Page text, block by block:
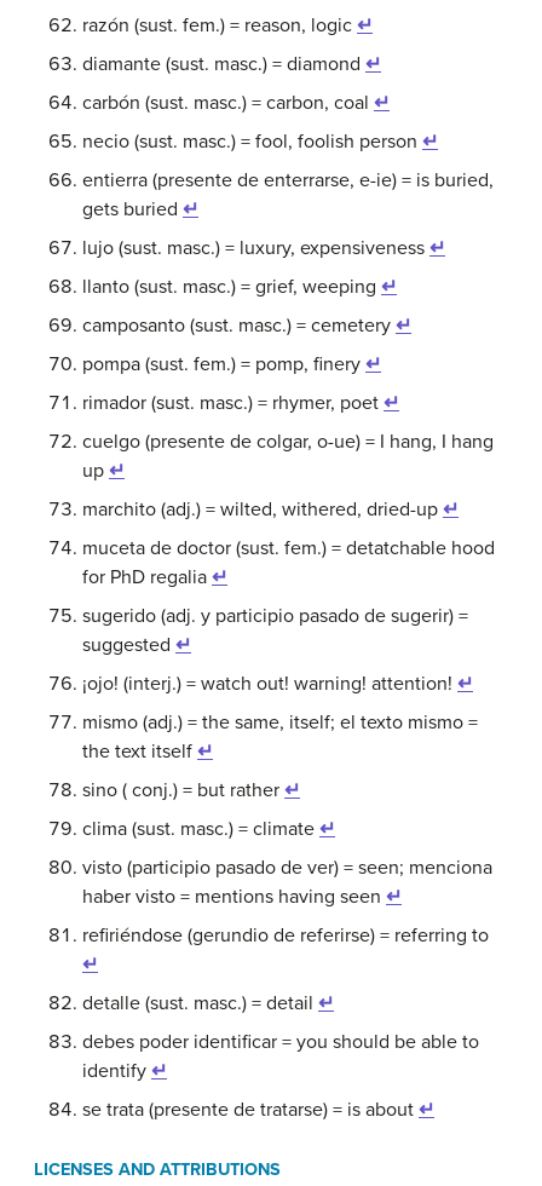
razón (sust. fem.) = reason, logic ↵
diamante (sust. masc.) = diamond ↵
carbón (sust. masc.) = carbon, coal ↵
necio (sust. masc.) = fool, foolish person ↵
entierra (presente de enterrarse, e-ie) = is buried,
gets buried ↵
lujo (sust. masc.) = luxury, expensiveness ↵
llanto (sust. masc.) = grief, weeping ↵
camposanto (sust. masc.) = cemetery ↵
pompa (sust. fem.) = pomp, finery ↵
rimador (sust. masc.) = rhymer, poet ↵
cuelgo (presente de colgar, o-ue) = I hang, I hang
up ↵
marchito (adj.) = wilted, withered, dried-up ↵
muceta de doctor (sust. fem.) = detatchable hood
for PhD regalia ↵
sugerido (adj. y participio pasado de sugerir) =
suggested ↵
¡ojo! (interj.) = watch out! warning! attention! ↵
mismo (adj.) = the same, itself; el texto mismo =
the text itself ↵
sino ( conj.) = but rather ↵
clima (sust. masc.) = climate ↵
visto (participio pasado de ver) = seen; menciona
haber visto = mentions having seen ↵
refiriéndose (gerundio de referirse) = referring to
↵
detalle (sust. masc.) = detail ↵
debes poder identificar = you should be able to
identify ↵
se trata (presente de tratarse) = is about ↵
LICENSES AND ATTRIBUTIONS